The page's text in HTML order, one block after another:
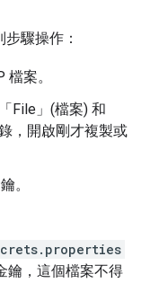
驟操作：
案。
File」(檔案) 和
，開啟剛才複製或
。
鑰，這個檔案不得